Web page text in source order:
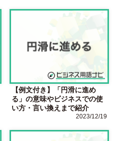
【例文付き】「円滑に進め
る」の意味やビジネスでの使
い方・言い換えまで紹介
2023/12/19